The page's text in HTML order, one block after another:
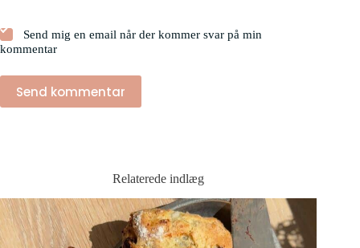
Send mig en email når der kommer svar på min
kommentar
Send kommentar
Relaterede indlæg